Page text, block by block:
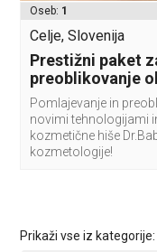
Oseb: 1
Celje, Slovenija
Prestižni paket
preoblikovanje
Pomlajevanje in
novimi tehnologijami
kozmetične hiše
kozmetologije!
Prikaži vse iz kategorije: